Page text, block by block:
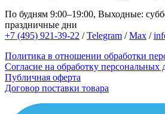
По будням 9:00–19:00, Выходные:
праздничные дни
+7 (495) 921-39-22 /Telegram /Max /
Политика в отношении обработки
Согласие на обработку персональных
Публичная оферта
Договор поставки товара